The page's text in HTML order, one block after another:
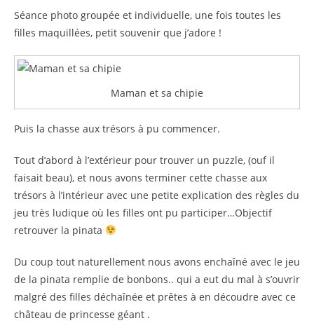
Séance photo groupée et individuelle, une fois toutes les
filles maquillées, petit souvenir que j’adore !
Maman et sa chipie
Puis la chasse aux trésors à pu commencer.
Tout d’abord à l’extérieur pour trouver un puzzle, (ouf il
faisait beau), et nous avons terminer cette chasse aux
trésors à l’intérieur avec une petite explication des règles du
jeu très ludique où les filles ont pu participer…Objectif
retrouver la pinata
Du coup tout naturellement nous avons enchaîné avec le jeu
de la pinata remplie de bonbons.. qui a eut du mal à s’ouvrir
malgré des filles déchaînée et prêtes à en découdre avec ce
château de princesse géant .